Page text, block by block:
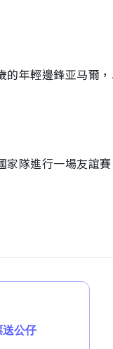
年輕邊鋒亚马爾
隊進行一場友誼賽